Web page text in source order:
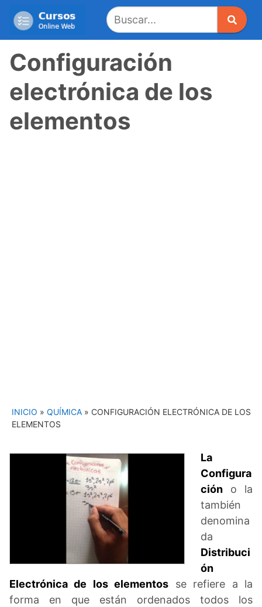
Configuración
electrónica de los
elementos
INICIO » QUÍMICA » CONFIGURACIÓN ELECTRÓNICA DE LOS
ELEMENTOS
La
Configura
ción o la
también
denomina
da
Distribuci
ón
Electrónica de los elementos se refiere a la
forma en que están ordenados todos los